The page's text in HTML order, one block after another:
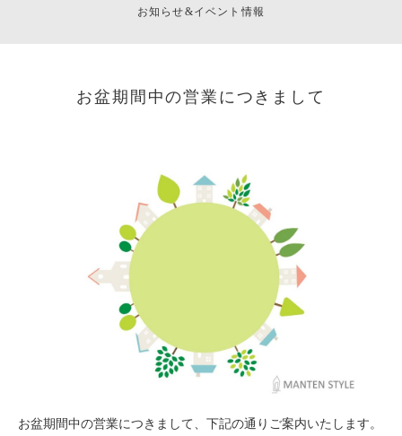
お知らせ&イベント情報
お盆期間中の営業につきまして
お盆期間中の営業につきまして、下記の通りご案内いたします。